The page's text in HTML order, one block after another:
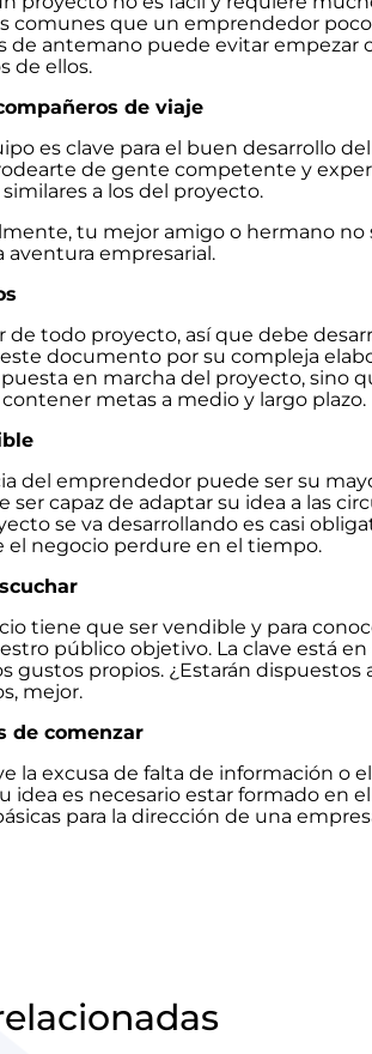
comunes que un emprendedor
de antemano puede evitar empezar
de ellos.
de viaje
es clave para el buen desarrollo
de gente competente y
a los del proyecto.
tu mejor amigo o hermano no
empresarial.
de todo proyecto, así que debe
documento por su compleja
en marcha del proyecto, sino
metas a medio y largo plazo.
del emprendedor puede ser su
capaz de adaptar su idea a las
se va desarrollando es casi
el negocio perdure en el tiempo.
tiene que ser vendible y para
público objetivo. La clave está
gustos propios. ¿Estarán dispuestos
mejor.
de comenzar
la excusa de falta de información o
idea es necesario estar formado en
para la dirección de una